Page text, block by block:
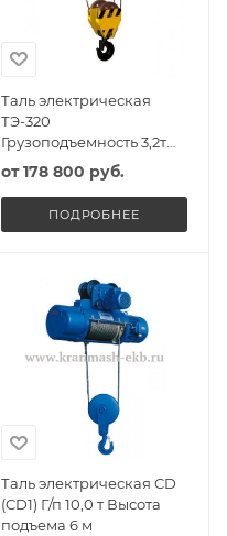
Таль электрическая
ТЭ-320
Грузоподъемность 3,2т
Высота подъема 6м
от178 800 руб.
ПОДРОБНЕЕ
Таль электрическая CD
(CD1) Г/п 10,0 т Высота
подъема 6 м